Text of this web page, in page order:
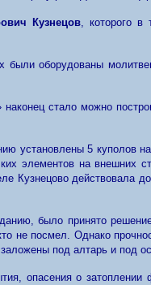
Кузнецов, которого в
оборудованы
стало можно
установлены 5 куполов
элементов на внешних
действовала
было принято
не посмел. Однако
под алтарь и под
опасения о затоплении